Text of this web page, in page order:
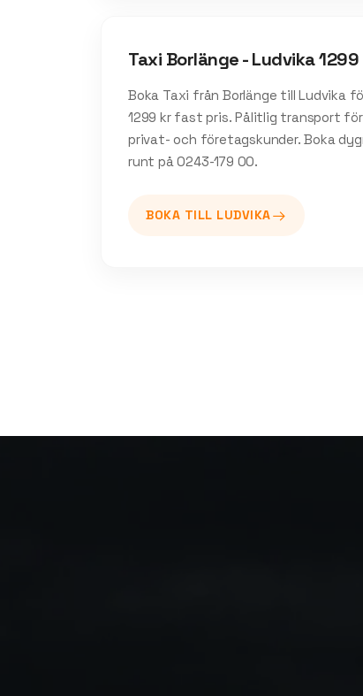
Taxi Borlänge - Ludvika 1299
Boka Taxi från Borlänge till Ludvika
1299 kr fast pris. Pålitlig transport för
privat- och företagskunder. Boka
runt på 0243-179 00.
BOKA TILL LUDVIKA